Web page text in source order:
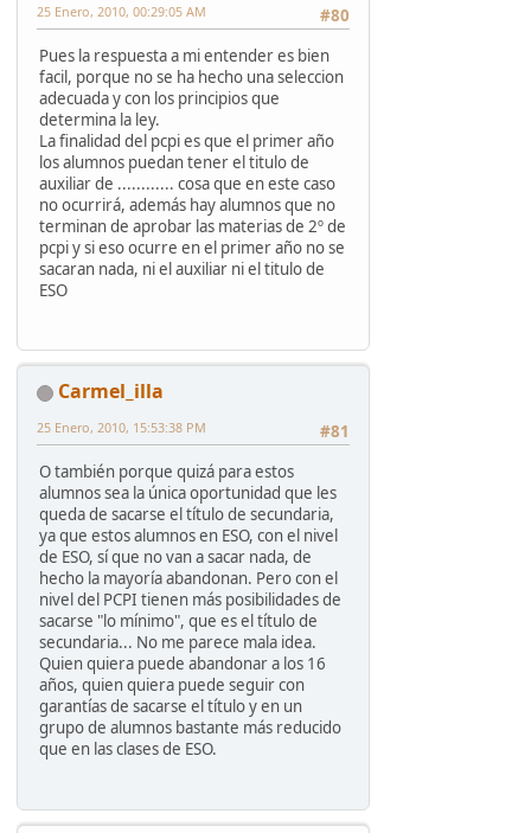
#80
25 Enero, 2010, 00:29:05 AM
Pues la respuesta a mi entender es bien
facil, porque no se ha hecho una seleccion
adecuada y con los principios que
determina la ley.
La finalidad del pcpi es que el primer año
los alumnos puedan tener el titulo de
auxiliar de ............ cosa que en este caso
no ocurrirá, además hay alumnos que no
terminan de aprobar las materias de 2º de
pcpi y si eso ocurre en el primer año no se
sacaran nada, ni el auxiliar ni el titulo de
ESO
Carmel_illa
#81
25 Enero, 2010, 15:53:38 PM
O también porque quizá para estos
alumnos sea la única oportunidad que les
queda de sacarse el título de secundaria,
ya que estos alumnos en ESO, con el nivel
de ESO, sí que no van a sacar nada, de
hecho la mayoría abandonan. Pero con el
nivel del PCPI tienen más posibilidades de
sacarse "lo mínimo", que es el título de
secundaria... No me parece mala idea.
Quien quiera puede abandonar a los 16
años, quien quiera puede seguir con
garantías de sacarse el título y en un
grupo de alumnos bastante más reducido
que en las clases de ESO.